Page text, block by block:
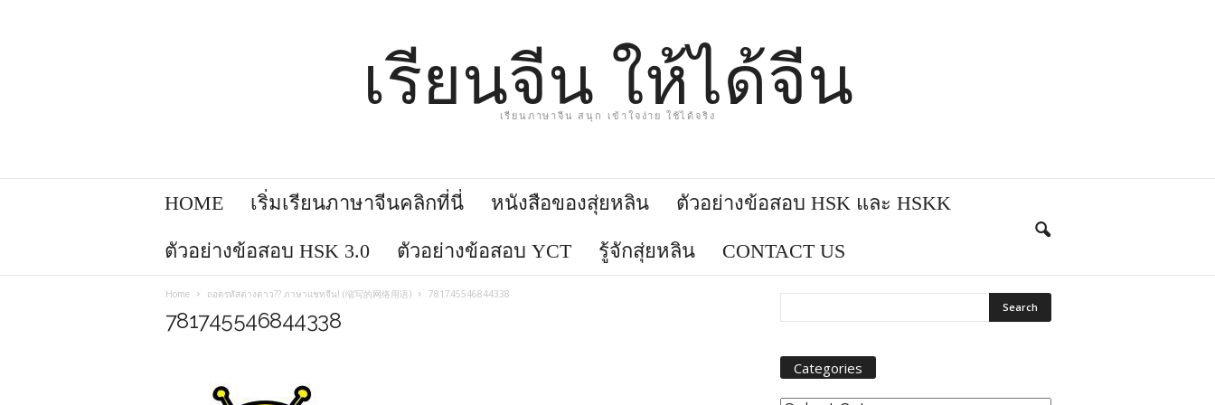
เรียนจีน ให้ได้จีน
เรียนภาษาจีน สนุก เข้าใจง่าย ใช้ได้จริง
HOME เริ่มเรียนภาษาจีนคลิกที่นี่ หนังสือของสุ่ยหลิน ตัวอย่างข้อสอบ HSK และ HSKK
ตัวอย่างข้อสอบ HSK 3.0 ตัวอย่างข้อสอบ YCT รู้จักสุ่ยหลิน CONTACT US
Home ถอดรหัสต่างดาว?? ภาษาแชทจีน! (缩写的网络用语) 781745546844338
781745546844338
Categories